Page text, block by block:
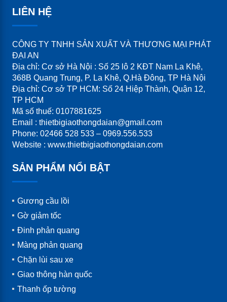
LIÊN HỆ
CÔNG TY TNHH SẢN XUẤT VÀ THƯƠNG MẠI PHÁT
ĐẠI AN
Địa chỉ: Cơ sở Hà Nội : Số 25 lô 2 KĐT Nam La Khê,
368B Quang Trung, P. La Khê, Q.Hà Đông, TP Hà Nội
Địa chỉ: Cơ sở TP HCM: Số 24 Hiệp Thành, Quận 12,
TP HCM
Mã số thuế: 0107881625
Email : thietbigiaothongdaian@gmail.com
Phone: 02466 528 533 – 0969.556.533
Website : www.thietbigiaothongdaian.com
SẢN PHẨM NỔI BẬT
Gương cầu lồi
Gờ giảm tốc
Đinh phản quang
Màng phản quang
Chặn lùi sau xe
Giao thông hàn quốc
Thanh ốp tường